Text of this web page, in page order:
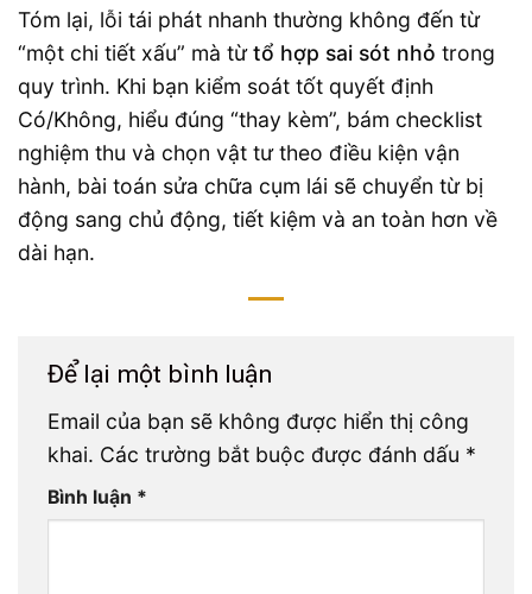
Tóm lại, lỗi tái phát nhanh thường không đến từ
“một chi tiết xấu” mà từtổ hợp sai sót nhỏ trong
quy trình. Khi bạn kiểm soát tốt quyết định
Có/Không, hiểu đúng “thay kèm”, bám checklist
nghiệm thu và chọn vật tư theo điều kiện vận
hành, bài toán sửa chữa cụm lái sẽ chuyển từ bị
động sang chủ động, tiết kiệm và an toàn hơn về
dài hạn.
Để lại một bình luận
Email của bạn sẽ không được hiển thị công
khai. Các trường bắt buộc được đánh dấu *
Bình luận *